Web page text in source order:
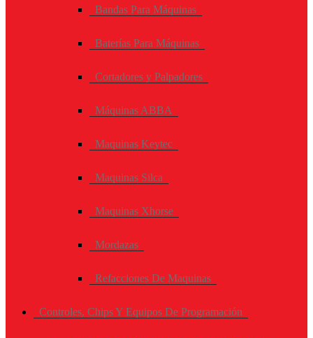
Bandas Para Máquinas
Baterías Para Máquinas
Cortadores y Palpadores
Máquinas ABBA
Maquinas Keytec
Maquinas Silca
Maquinas Xhorse
Mordazas
Refacciones De Maquinas
Controles, Chips Y Equipos De Programación